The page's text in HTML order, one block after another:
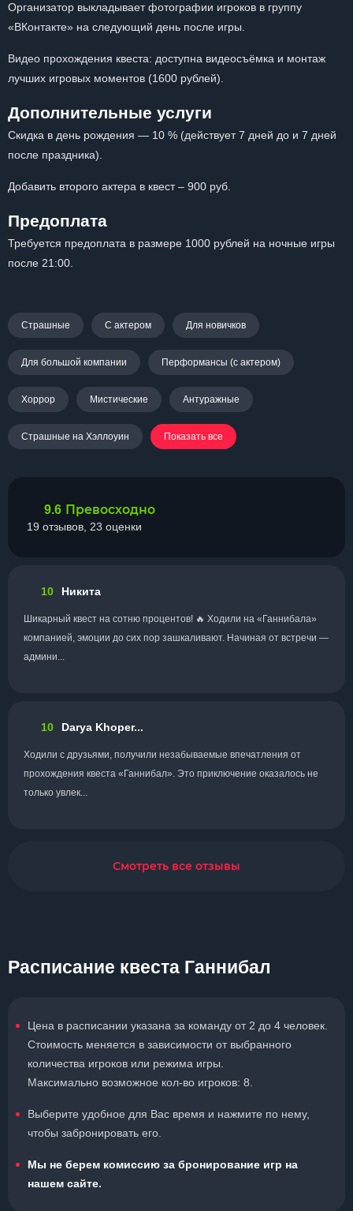
Организатор выкладывает фотографии игроков в группу
«ВКонтакте» на следующий день после игры.
Видео прохождения квеста: доступна видеосъёмка и монтаж
лучших игровых моментов (1600 рублей).
Дополнительные услуги
Скидка в день рождения — 10 % (действует 7 дней до и 7 дней
после праздника).
Добавить второго актера в квест – 900 руб.
Предоплата
Требуется предоплата в размере 1000 рублей на ночные игры
после 21:00.
Страшные С актером Для новичков
Для большой компании Перформансы (с актером)
Хоррор Мистические Антуражные
Страшные на Хэллоуин Показать все
9.6 Превосходно
19 отзывов, 23 оценки
10 Никита
Шикарный квест на сотню процентов! 🔥 Ходили на «Ганнибала»
компанией, эмоции до сих пор зашкаливают. Начиная от встречи —
админи...
10 Darya Khoper...
Ходили с друзьями, получили незабываемые впечатления от
прохождения квеста «Ганнибал». Это приключение оказалось не
только увлек...
Смотреть все отзывы
Расписание квеста Ганнибал
Цена в расписании указана за команду от 2 до 4 человек.
Стоимость меняется в зависимости от выбранного
количества игроков или режима игры.
Максимально возможное кол-во игроков: 8.
Выберите удобное для Вас время и нажмите по нему,
чтобы забронировать его.
Мы не берем комиссию за бронирование игр на
нашем сайте.